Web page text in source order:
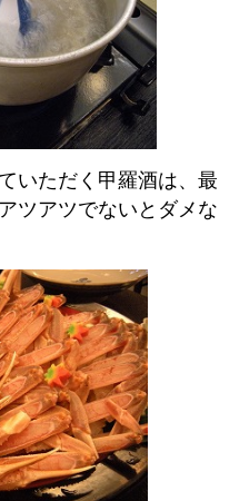
いただく甲羅酒は、最
ツアツでないとダメな